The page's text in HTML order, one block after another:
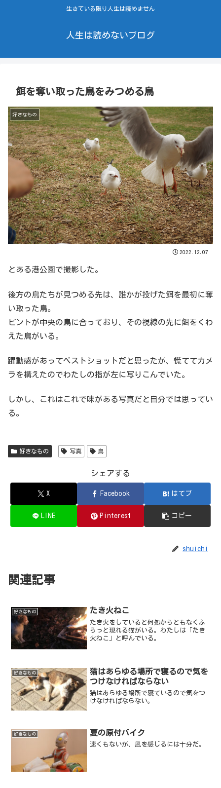
生きている限り人生は読めません
人生は読めないブログ
餌を奪い取った鳥をみつめる鳥
好きなもの
2022.12.07
とある港公園で撮影した。
後方の鳥たちが見つめる先は、誰かが投げた餌を最初に奪
い取った鳥。
ピントが中央の鳥に合っており、その視線の先に餌をくわ
えた鳥がいる。
躍動感があってベストショットだと思ったが、慌ててカメ
ラを構えたのでわたしの指が左に写りこんでいた。
しかし、これはこれで味がある写真だと自分では思ってい
る。
好きなもの 写真 鳥
シェアする
X Facebook はてブ
LINE Pinterest コピー
shuichi
関連記事
好きなもの たき火ねこ
たき火をしていると何処からともなくふ
らっと現れる猫がいる。わたしは「たき
火ねこ」と呼んでいる。
好きなもの
猫はあらゆる場所で寝るので気を
つけなければならない
猫はあらゆる場所で寝ているので気をつ
けなければならない。
好きなもの 夏の原付バイク
速くもないが、風を感じるには十分だ。